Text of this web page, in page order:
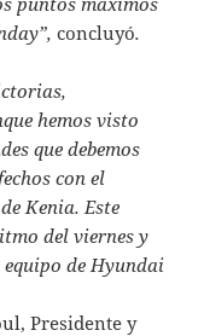
concluyó.
hemos visto
que debemos
con el
Kenia. Este
del viernes y
de Hyundai
Presidente y